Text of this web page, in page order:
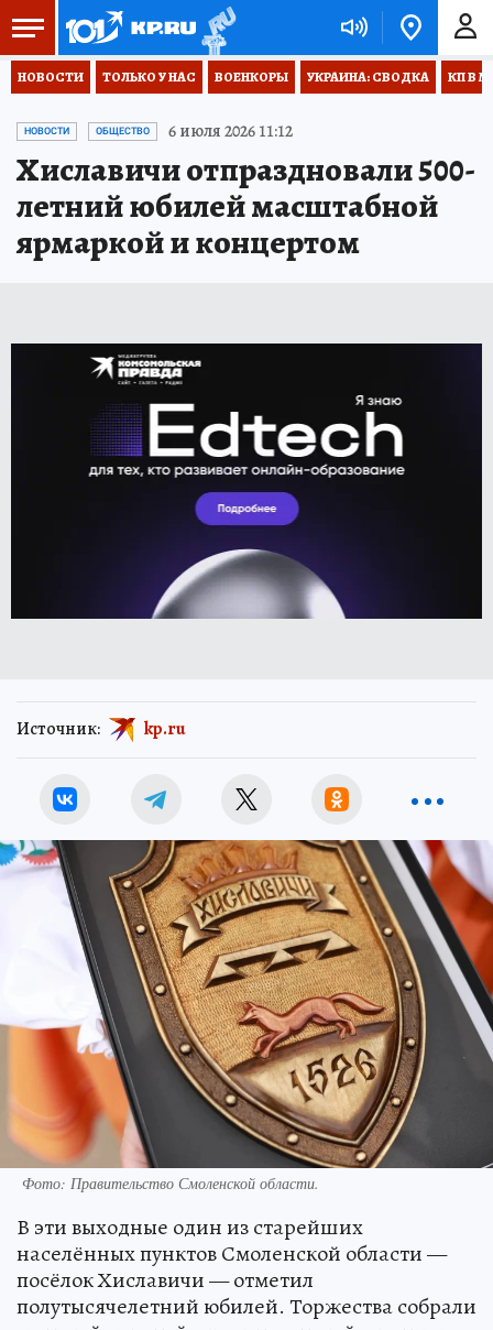
НОВОСТИ ТОЛЬКО У НАС ВОЕНКОРЫ УКРАИНА: СВОДКА КП В
НОВОСТИ ОБЩЕСТВО 6 июля 2026 11:12
Хиславичи отпраздновали 500-
летний юбилей масштабной
ярмаркой и концертом
Источник: kp.ru
Фото: Правительство Смоленской области.
В эти выходные один из старейших
населённых пунктов Смоленской области —
посёлок Хиславичи — отметил
полутысячелетний юбилей. Торжества собрали